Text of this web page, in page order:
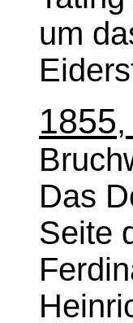
um
1855
Das
Seite